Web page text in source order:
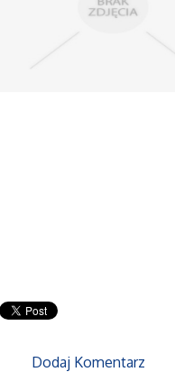
Dodaj Komentarz